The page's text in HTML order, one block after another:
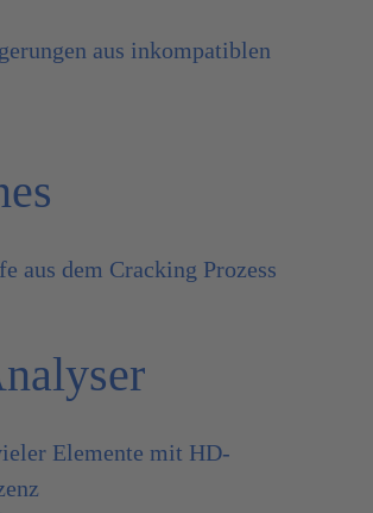
aus inkompatiblen
aus dem Cracking Prozess
Elemente mit HD-